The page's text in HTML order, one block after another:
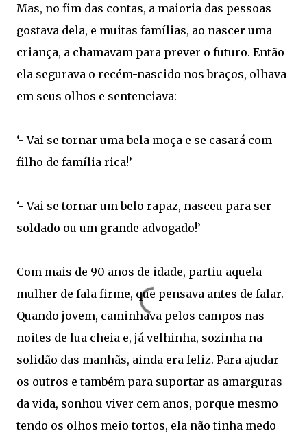
Mas, no fim das contas, a maioria das pessoas
gostava dela, e muitas famílias, ao nascer uma
criança, a chamavam para prever o futuro. Então
ela segurava o recém-nascido nos braços, olhava
em seus olhos e sentenciava:
‘- Vai se tornar uma bela moça e se casará com
filho de família rica!’
‘- Vai se tornar um belo rapaz, nasceu para ser
soldado ou um grande advogado!’
Com mais de 90 anos de idade, partiu aquela
mulher de fala firme, que pensava antes de falar.
Quando jovem, caminhava pelos campos nas
noites de lua cheia e, já velhinha, sozinha na
solidão das manhãs, ainda era feliz. Para ajudar
os outros e também para suportar as amarguras
da vida, sonhou viver cem anos, porque mesmo
tendo os olhos meio tortos, ela não tinha medo